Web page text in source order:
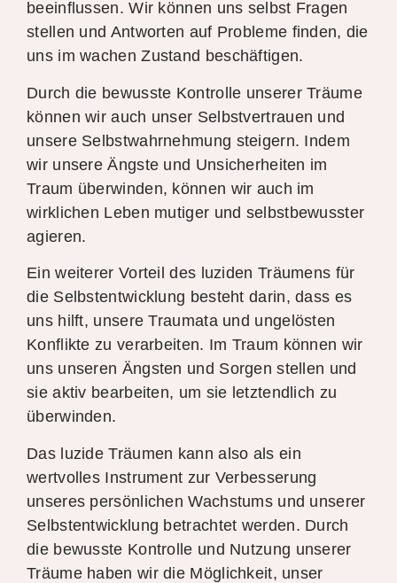
beeinflussen. Wir können uns selbst Fragen
stellen und Antworten auf Probleme finden, die
uns im wachen Zustand beschäftigen.
Durch die bewusste Kontrolle unserer Träume
können wir auch unser Selbstvertrauen und
unsere Selbstwahrnehmung steigern. Indem
wir unsere Ängste und Unsicherheiten im
Traum überwinden, können wir auch im
wirklichen Leben mutiger und selbstbewusster
agieren.
Ein weiterer Vorteil des luziden Träumens für
die Selbstentwicklung besteht darin, dass es
uns hilft, unsere Traumata und ungelösten
Konflikte zu verarbeiten. Im Traum können wir
uns unseren Ängsten und Sorgen stellen und
sie aktiv bearbeiten, um sie letztendlich zu
überwinden.
Das luzide Träumen kann also als ein
wertvolles Instrument zur Verbesserung
unseres persönlichen Wachstums und unserer
Selbstentwicklung betrachtet werden. Durch
die bewusste Kontrolle und Nutzung unserer
Träume haben wir die Möglichkeit, unser